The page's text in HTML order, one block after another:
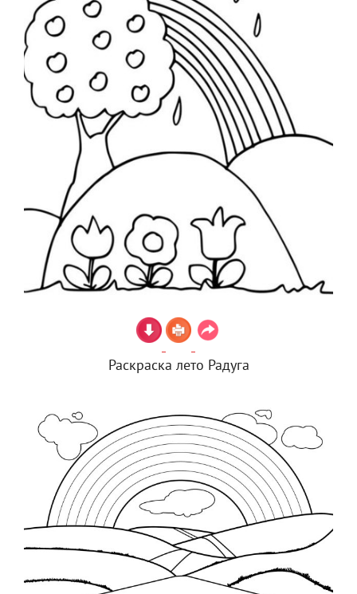
Раскраска лето Радуга